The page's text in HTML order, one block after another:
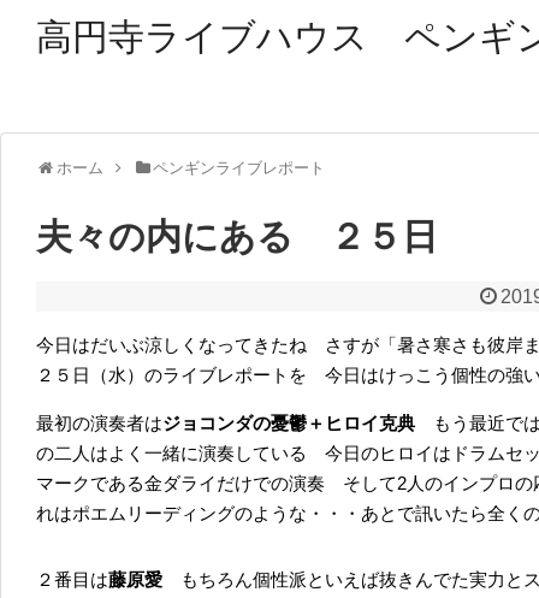
高円寺ライブハウス ペンギ
ホーム ペンギンライブレポート
夫々の内にある ２５日
今日はだいぶ涼しくなってきたね さすが「暑さ寒さも彼岸
２５日（水）のライブレポートを 今日はけっこう個性の強
最初の演奏者はジョコンダの憂鬱＋ヒロイ克典
もう最近で
の二人はよく一緒に演奏している 今日のヒロイはドラムセ
マークである金ダライだけでの演奏 そして2人のインプロ
れはポエムリーディングのような・・・あとで訊いたら全
２番目は藤原愛
もちろん個性派といえば抜きんでた実力と